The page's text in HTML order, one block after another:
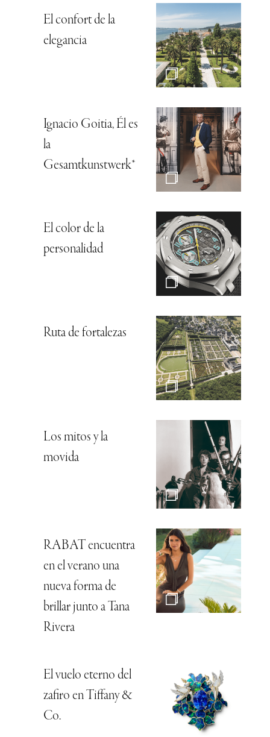
El confort de la
elegancia
Ignacio Goitia, Él es
la
Gesamtkunstwerk*
El color de la
personalidad
Ruta de fortalezas
Los mitos y la
movida
RABAT encuentra
en el verano una
nueva forma de
brillar junto a Tana
Rivera
El vuelo eterno del
zafiro en Tiffany &
Co.